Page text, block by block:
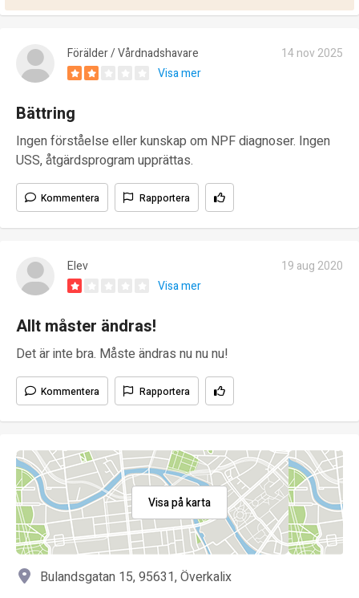
Förälder / Vårdnadshavare
14 nov 2025
Visa mer
Bättring
Ingen förståelse eller kunskap om NPF diagnoser. Ingen
USS, åtgärdsprogram upprättas.
Kommentera Rapportera
Elev
19 aug 2020
Visa mer
Allt måster ändras!
Det är inte bra. Måste ändras nu nu nu!
Kommentera Rapportera
Visa på karta
Bulandsgatan 15, 95631, Överkalix